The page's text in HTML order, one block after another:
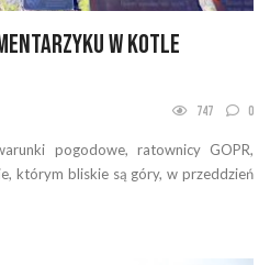
w Kotle
747 0
pogodowe, ratownicy GOPR,
którym bliskie są góry, w przeddzień